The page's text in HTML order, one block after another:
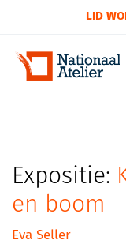
LID
Expositie:
en boom
Eva Seller